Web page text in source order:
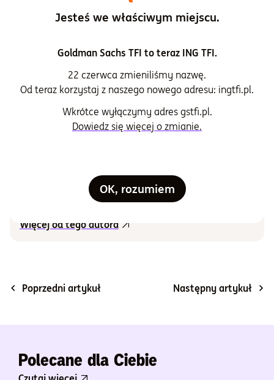
Podziel się artykułem
Wojciech Kiermacz
Więcej od tego autora
Poprzedni artykuł Następny artykuł
Polecane dla Ciebie
Jesteś we właściwym miejscu.
Goldman Sachs TFI to teraz ING TFI.
22 czerwca zmieniliśmy nazwę.
Od teraz korzystaj z naszego nowego adresu: ingtfi.pl.
Wkrótce wyłączymy adres gstfi.pl.
Dowiedz się więcej o zmianie.
OK, rozumiem